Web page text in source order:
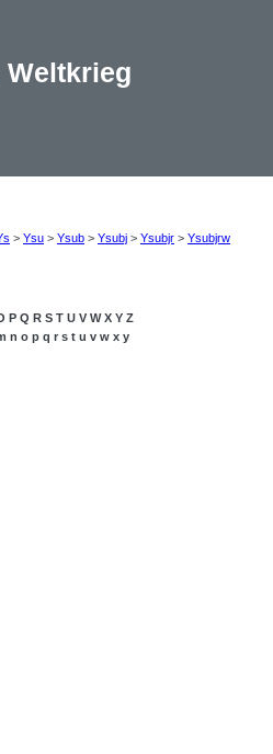
Weltkrieg
> Ysu > Ysub > Ysubj > Ysubjr > Ysubjrw
P Q R S T U V W X Y Z
n o p q r s t u v w x y